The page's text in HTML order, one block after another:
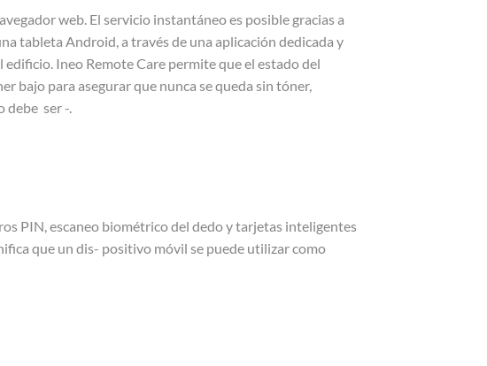
web. El servicio instantáneo es posible gracias a
tableta Android, a través de una aplicación dedicada y
Ineo Remote Care permite que el estado del
bajo para asegurar que nunca se queda sin tóner,
debe ser -.
PIN, escaneo biométrico del dedo y tarjetas inteligentes
que un dis- positivo móvil se puede utilizar como